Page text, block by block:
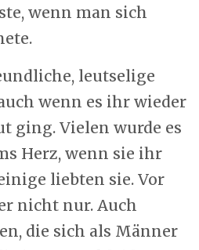
wenn man sich
leutselige
wenn es ihr wieder
ging. Vielen wurde es
Herz, wenn sie ihr
liebten sie. Vor
nicht nur. Auch
die sich als Männer